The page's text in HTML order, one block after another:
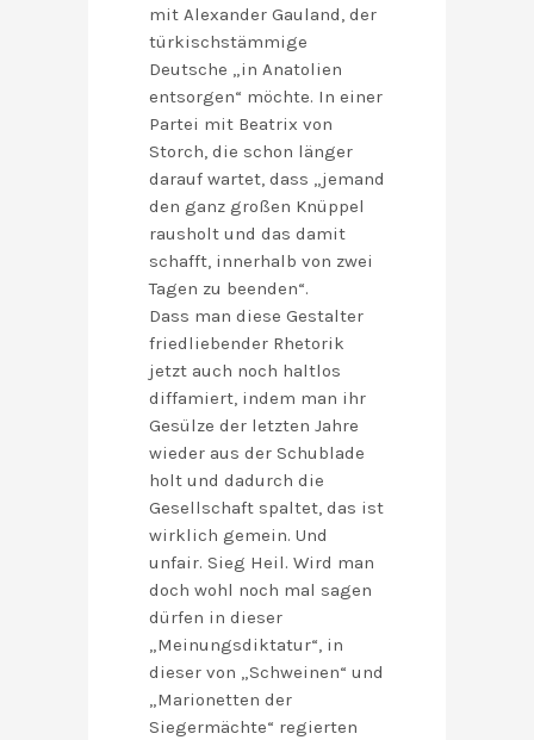
mit Alexander Gauland, der
türkischstämmige
Deutsche „in Anatolien
entsorgen“ möchte. In einer
Partei mit Beatrix von
Storch, die schon länger
darauf wartet, dass „jemand
den ganz großen Knüppel
rausholt und das damit
schafft, innerhalb von zwei
Tagen zu beenden“.
Dass man diese Gestalter
friedliebender Rhetorik
jetzt auch noch haltlos
diffamiert, indem man ihr
Gesülze der letzten Jahre
wieder aus der Schublade
holt und dadurch die
Gesellschaft spaltet, das ist
wirklich gemein. Und
unfair. Sieg Heil. Wird man
doch wohl noch mal sagen
dürfen in dieser
„Meinungsdiktatur“, in
dieser von „Schweinen“ und
„Marionetten der
Siegermächte“ regierten